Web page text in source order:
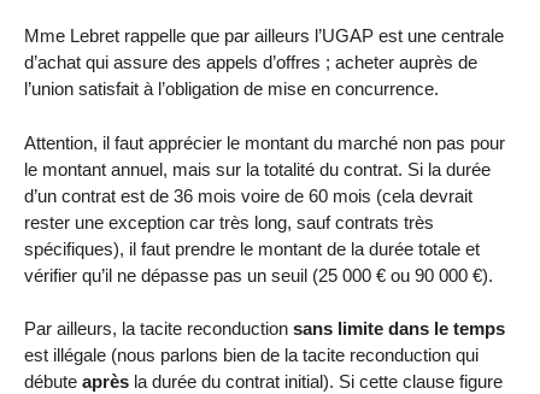
Mme Lebret rappelle que par ailleurs l’UGAP est une centrale
d’achat qui assure des appels d’offres ; acheter auprès de
l’union satisfait à l’obligation de mise en concurrence.
Attention, il faut apprécier le montant du marché non pas pour
le montant annuel, mais sur la totalité du contrat. Si la durée
d’un contrat est de 36 mois voire de 60 mois (cela devrait
rester une exception car très long, sauf contrats très
spécifiques), il faut prendre le montant de la durée totale et
vérifier qu’il ne dépasse pas un seuil (25 000 € ou 90 000 €).
Par ailleurs, la tacite reconduction sans limite dans le temps
est illégale (nous parlons bien de la tacite reconduction qui
débute après la durée du contrat initial). Si cette clause figure